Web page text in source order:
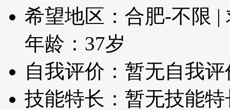
希望地区：合肥-不限 |
年龄：37岁
自我评价：暂无自我评
技能特长：暂无技能特